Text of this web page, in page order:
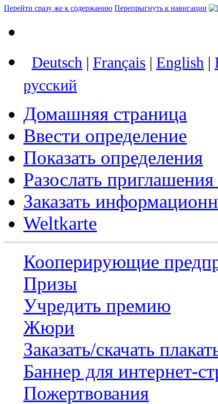
Перейти сразу же к содержанию Перепрыгнуть к навигации
Deutsch | Français | English |
русский
Домашняя страница
Ввести определение
Показать определения
Разослать
Заказать
Weltkarte
Кооперирующие
Призы
Учредить премию
Жюри
Заказать/скачать
Баннер для интернет-
Пожертвования